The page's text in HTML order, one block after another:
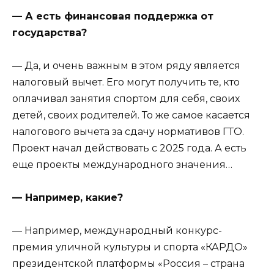
— А есть финансовая поддержка от
государства?
— Да, и очень важным в этом ряду является
налоговый вычет. Его могут получить те, кто
оплачивал занятия спортом для себя, своих
детей, своих родителей. То же самое касается
налогового вычета за сдачу нормативов ГТО.
Проект начал действовать с 2025 года. А есть
еще проекты международного значения…
— Например, какие?
— Например, международный конкурс-
премия уличной культуры и спорта «КАРДО»
президентской платформы «Россия – страна